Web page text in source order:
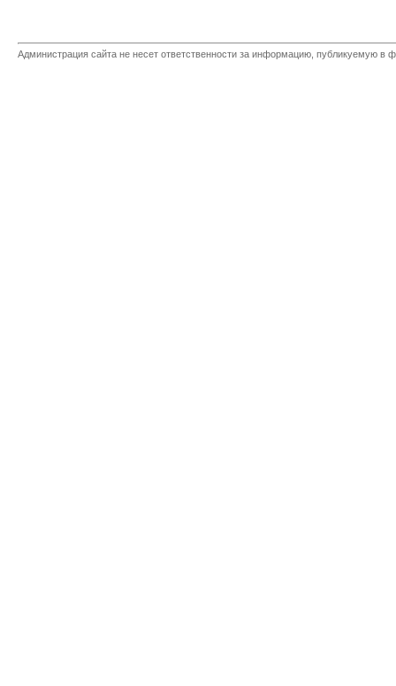
Администрация сайта не несет ответственности за информацию, публикуемую